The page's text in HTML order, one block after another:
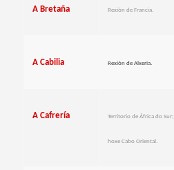
A Bretaña Rexión de Francia.
A Cabilia Rexión de Alxeria.
A Cafrería Territorio de África do Sur;
hoxe Cabo Oriental.